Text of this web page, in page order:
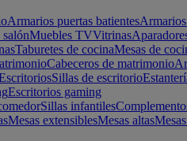
Armarios puertas batientes
salónMuebles TVVitrinas
Taburetes de cocinaMesas de
Cabeceros de matrimonio
Sillas de escritorio
Escritorios gaming
Sillas infantiles
Mesas extensiblesMesas altas